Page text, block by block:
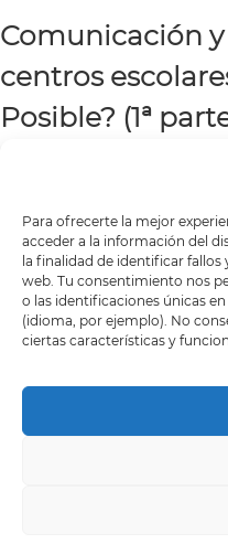
Para ofrecerte la mejor
acceder a la información del
la finalidad de identificar
web. Tu consentimiento nos
o las identificaciones únicas
(idioma, por ejemplo). No
ciertas características y
Comunicación
centros
Posible? (1ª
diariamente las
barreras para la
éstas como el
adecuada [...]